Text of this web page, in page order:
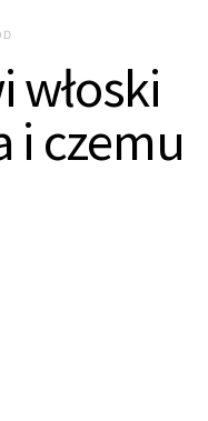
włoski
i czemu